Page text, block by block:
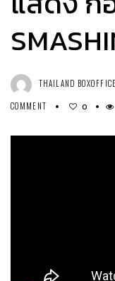
THAILAND
COMMENT
0